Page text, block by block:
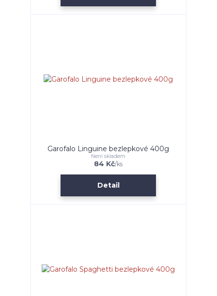
Garofalo Linguine bezlepkové 400g
84 Kč/ks
Není skladem
Detail